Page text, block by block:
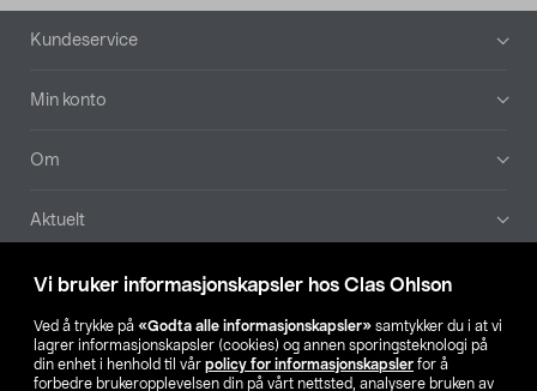
Vi bruker informasjonskapsler hos Clas Ohlson
Ved å trykke på «Godta alle informasjonskapsler» samtykker du i at vi
lagrer informasjonskapsler (cookies) og annen sporingsteknologi på
din enhet i henhold til vår policy for informasjonskapsler for å
forbedre brukeropplevelsen din på vårt nettsted, analysere bruken av
Bunntekst
Kundeservice
Min konto
Om
Aktuelt
Våre selskaper
Finn din butikk